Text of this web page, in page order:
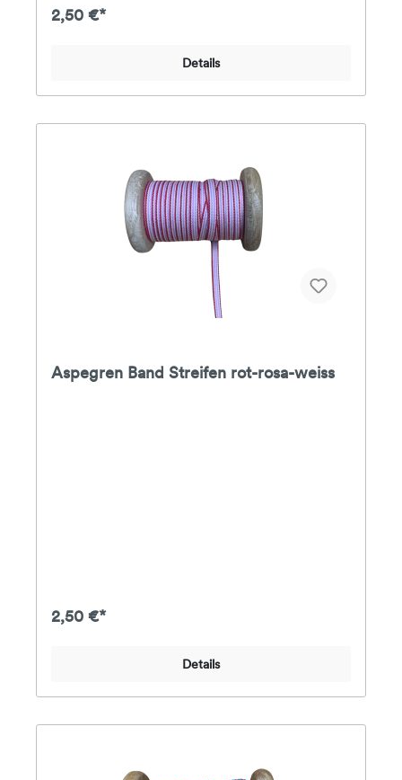
2,50 €*
Details
Aspegren Band Streifen rot-rosa-weiss
2,50 €*
Details